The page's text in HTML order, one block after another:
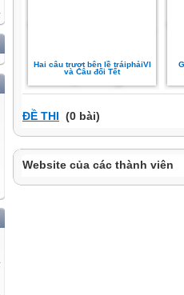
Hai câu trượt bên lề tráiphảiVI
và Câu đối Tết
ĐỀ THI (0 bài)
Website của các thành viên